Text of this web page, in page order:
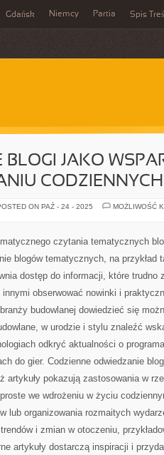
Gdańsk Niemcy Partia Spis
BLOGI JAKO
ON PAŹ - 24 - 2025
MOŻLIWOŚĆ
czytania tematycznych
blogów tematycznych, na przykład
dostęp do informacji, które trudno
obserwować nowinki i
budowlanej dowiedzieć się
w urodzie i stylu znaleźć
odkryć aktualności o
do gier. Codzienne odwiedzanie
artykuły pokazują zastosowania w
we wdrożeniu w życiu
lub organizowania rozmaitych
i zmian w otoczeniu,
artykuły dostarczą inspiracji i